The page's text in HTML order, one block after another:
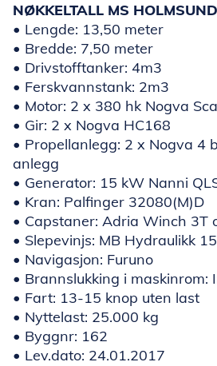
NØKKELTALL MS HOLMSUND
• Lengde: 13,50 meter
• Bredde: 7,50 meter
• Drivstofftanker: 4m3
• Ferskvannstank: 2m3
• Motor: 2 x 380 hk Nogva
• Gir: 2 x Nogva HC168
• Propellanlegg: 2 x Nogva 4
anlegg
• Generator: 15 kW Nanni
• Kran: Palfinger 32080(M)D
• Capstaner: Adria Winch 3T
• Slepevinjs: MB Hydraulikk
• Navigasjon: Furuno
• Brannslukking i maskinrom:
• Fart: 13-15 knop uten last
• Nyttelast: 25.000 kg
• Byggnr: 162
• Lev.dato: 24.01.2017